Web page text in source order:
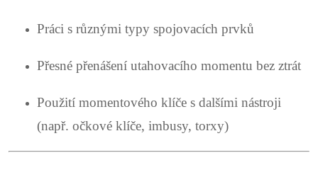
v
Práci s různými typy spojovacích prvků
Přesné přenášení utahovacího momentu bez ztrát
Použití momentového klíče s dalšími nástroji
(např. očkové klíče, imbusy, torxy)